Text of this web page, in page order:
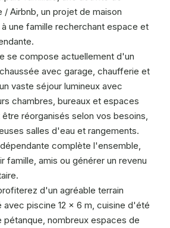
/ Airbnb, un projet de maison
une famille recherchant espace et
se compose actuellement d'un
avec garage, chaufferie et
vaste séjour lumineux avec
chambres, bureaux et espaces
réorganisés selon vos besoins,
salles d'eau et rangements.
complète l'ensemble,
famille, amis ou générer un revenu
d'un agréable terrain
piscine 12 x 6 m, cuisine d'été
pétanque, nombreux espaces de